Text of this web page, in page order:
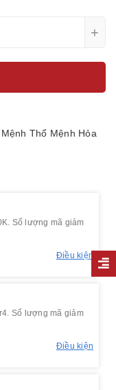
+
Mệnh Thổ Mệnh Hỏa
Số lượng mã giảm
Điều kiện
Số lượng mã giảm
Điều kiện